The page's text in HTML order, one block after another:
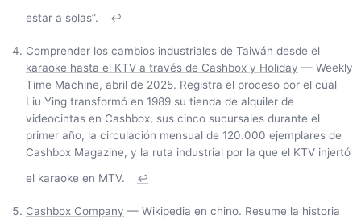
estar a solas”.
↩
Comprender los cambios industriales de Taiwán desde el
karaoke hasta el KTV a través de Cashbox y Holiday — Weekly
Time Machine, abril de 2025. Registra el proceso por el cual
Liu Ying transformó en 1989 su tienda de alquiler de
videocintas en Cashbox, sus cinco sucursales durante el
primer año, la circulación mensual de 120.000 ejemplares de
Cashbox Magazine, y la ruta industrial por la que el KTV injertó
el karaoke en MTV.
↩
Cashbox Company — Wikipedia en chino. Resume la historia